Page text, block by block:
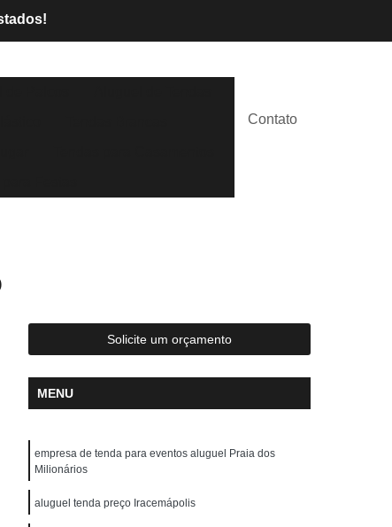
Contato
Solicite um orçamento
MENU
empresa de tenda para eventos aluguel Praia dos
Milionários
aluguel tenda preço Iracemápolis